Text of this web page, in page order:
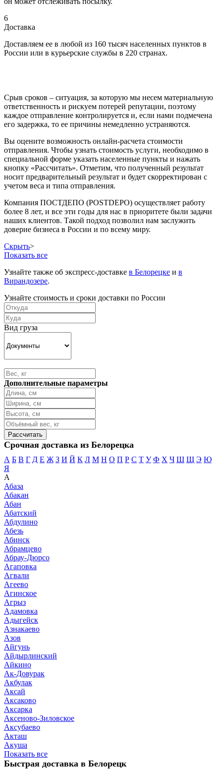
6
Доставка
Доставляем ее в любой из 160 тысяч населенных пунктов в
России или в курьерские службы в 220 странах.
Срыв сроков – ситуация, за которую мы несем материальную
ответственность и рискуем потерей репутации, поэтому
каждое отправление контролируется и, если нами подмечена
его задержка, то ее причины немедленно устраняются.
Вы оцените возможность онлайн-расчета стоимости
отправления. Чтобы узнать стоимость услуги, необходимо в
специальной форме указать населенные пункты и нажать
кнопку «Рассчитать». Отметим, что полученный результат
носит предварительный результат и будет скорректирован с
учетом веса и типа отправления.
Компания ПОСТДЕПО (POSTDEPO) осуществляет работу
более 8 лет, и все эти годы для нас в приоритете были задачи
наших клиентов. Такой подход позволил нам заслужить
доверие бизнеса в России и по всему миру.
Скрыть>
Показать все
Узнайте также об экспресс-доставке в Белорецке и в
Вирандозере.
Узнайте стоимость и сроки доставки по России
Вид груза
Дополнительные параметры
Срочная доставка из Белорецка
А Б В Г Д Е Ж З И Й К Л М Н О П Р С Т У Ф Х Ч Ш Щ Э Ю
Я
А
Абаза
Абакан
Абан
Абатский
Абдулино
Абезь
Абинск
Абрамцево
Абрау-Дюрсо
Агаповка
Агвали
Агеево
Агинское
Агрыз
Адамовка
Адыгейск
Азнакаево
Азов
Айгунь
Айдырлинский
Айкино
Ак-Довурак
Акбулак
Аксай
Аксаково
Аксарка
Аксеново-Зиловское
Аксубаево
Акташ
Акуша
Показать все
Быстрая доставка в Белорецк